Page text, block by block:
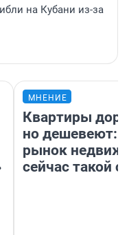
на Кубани из-за
МНЕНИЕ
Квартиры
но дешевеют:
рынок
сейчас такой